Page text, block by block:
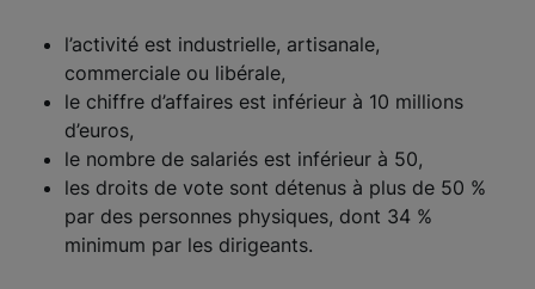
l’activité est industrielle, artisanale,
commerciale ou libérale,
le chiffre d’affaires est inférieur à 10 millions
d’euros,
le nombre de salariés est inférieur à 50,
les droits de vote sont détenus à plus de 50 %
par des personnes physiques, dont 34 %
minimum par les dirigeants.